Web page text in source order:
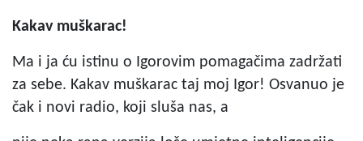
Kakav muškarac!
Ma i ja ću istinu o Igorovim pomagačima zadržati
za sebe. Kakav muškarac taj moj Igor! Osvanuo je
čak i novi radio, koji sluša nas, a